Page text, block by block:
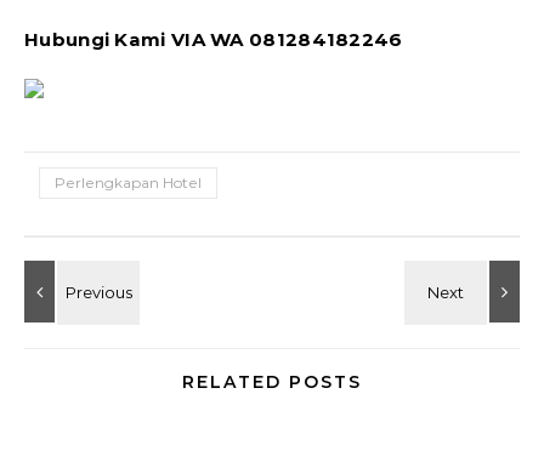
Hubungi Kami VIA WA 081284182246
Perlengkapan Hotel
RELATED POSTS